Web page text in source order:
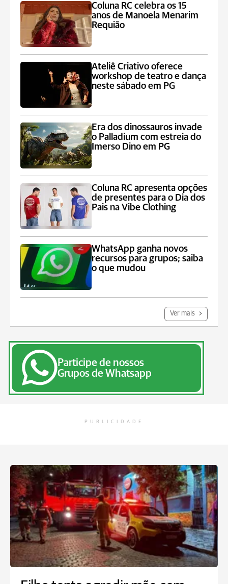
Coluna RC celebra os 15
anos de Manoela Menarim
Requião
Ateliê Criativo oferece
workshop de teatro e dança
neste sábado em PG
Era dos dinossauros invade
o Palladium com estreia do
Imerso Dino em PG
Coluna RC apresenta opções
de presentes para o Dia dos
Pais na Vibe Clothing
WhatsApp ganha novos
recursos para grupos; saiba
o que mudou
Ver mais
Participe de nossos
Grupos de Whatsapp
PUBLICIDADE